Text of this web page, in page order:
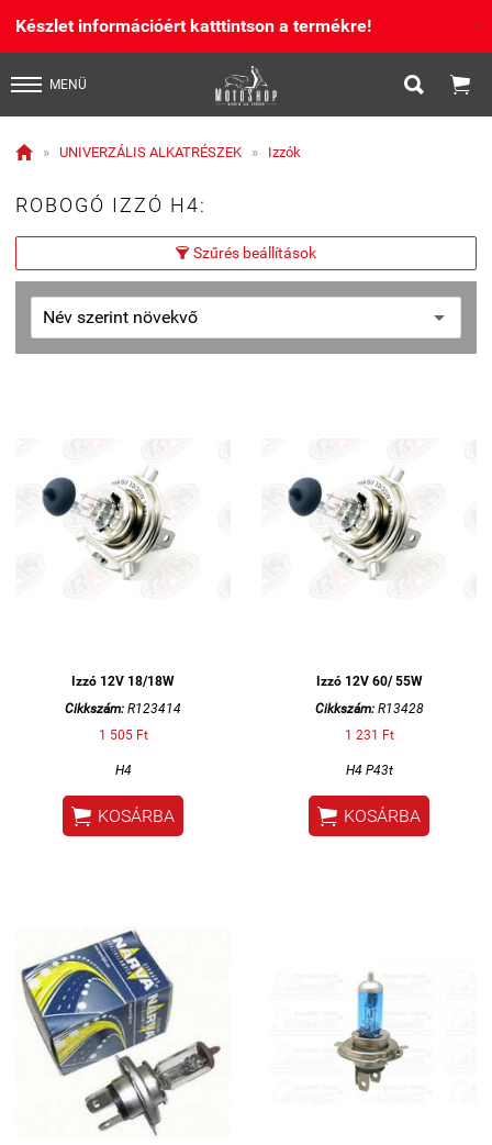
Készlet információért katttintson a termékre! X
MENÜ  
 » UNIVERZÁLIS ALKATRÉSZEK » Izzók
ROBOGÓ IZZÓ H4:
 Szűrés beállítások
Izzó 12V 18/18W
Cikkszám: R123414
1 505 Ft
H4
 KOSÁRBA
Izzó 12V 60/ 55W
Cikkszám:R13428
1 231 Ft
H4 P43t
 KOSÁRBA